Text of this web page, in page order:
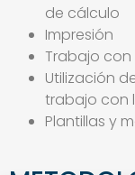
de cálculo
Impresión
Trabajo
Utilización
trabajo con
Plantillas y